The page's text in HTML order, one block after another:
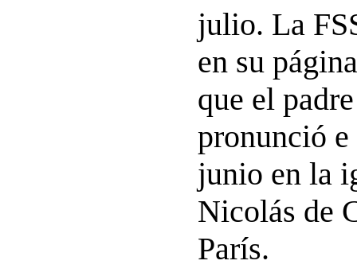
julio. La
en su
que el
pronunció
junio en la
Nicolás de
París.